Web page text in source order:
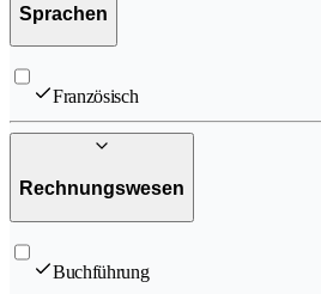
Sprachen
Französisch
Rechnungswesen
Buchführung